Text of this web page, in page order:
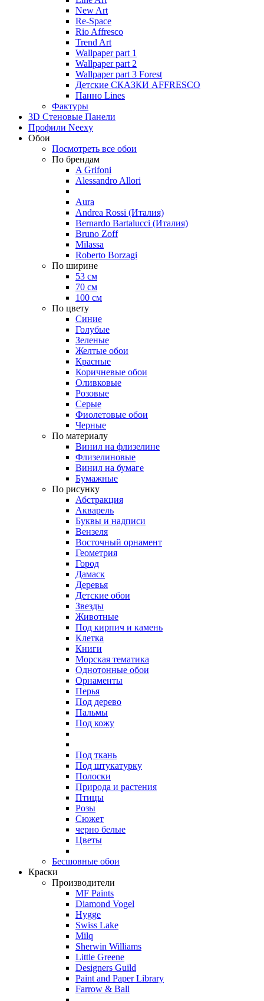
New Art
Re-Space
Rio Affresco
Trend Art
Wallpaper part 1
Wallpaper part 2
Wallpaper part 3 Forest
Детские СКАЗКИ AFFRESCO
Панно Lines
Фактуры
3D Стеновые Панели
Профили Neexy
Обои
Посмотреть все обои
По брендам
A Grifoni
Alessandro Allori
Aura
Andrea Rossi (Италия)
Bernardo Bartalucci (Италия)
Bruno Zoff
Milassa
Roberto Borzagi
По ширине
53 см
70 см
100 см
По цвету
Синие
Голубые
Зеленые
Желтые обои
Красные
Коричневые обои
Оливковые
Розовые
Серые
Фиолетовые обои
Черные
По материалу
Винил на флизелине
Флизелиновые
Винил на бумаге
Бумажные
По рисунку
Абстракция
Акварель
Буквы и надписи
Вензеля
Восточный орнамент
Геометрия
Город
Дамаск
Деревья
Детские обои
Звезды
Животные
Под кирпич и камень
Клетка
Книги
Морская тематика
Однотонные обои
Орнаменты
Перья
Под дерево
Пальмы
Под кожу
Под ткань
Под штукатурку
Полоски
Природа и растения
Птицы
Розы
Сюжет
черно белые
Цветы
Бесшовные обои
Краски
Производители
MF Paints
Diamond Vogel
Hygge
Swiss Lake
Milq
Sherwin Williams
Little Greene
Designers Guild
Paint and Paper Library
Farrow & Ball